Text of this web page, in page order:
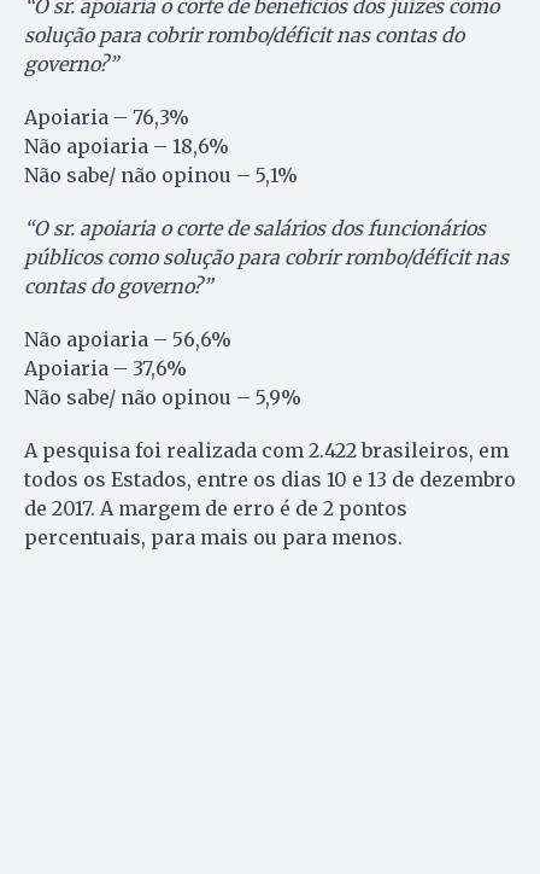
“O sr. apoiaria o corte de benefícios dos juízes como
solução para cobrir rombo/déficit nas contas do
governo?”
Apoiaria – 76,3%
Não apoiaria – 18,6%
Não sabe/ não opinou – 5,1%
“O sr. apoiaria o corte de salários dos funcionários
públicos como solução para cobrir rombo/déficit nas
contas do governo?”
Não apoiaria – 56,6%
Apoiaria – 37,6%
Não sabe/ não opinou – 5,9%
A pesquisa foi realizada com 2.422 brasileiros, em
todos os Estados, entre os dias 10 e 13 de dezembro
de 2017. A margem de erro é de 2 pontos
percentuais, para mais ou para menos.